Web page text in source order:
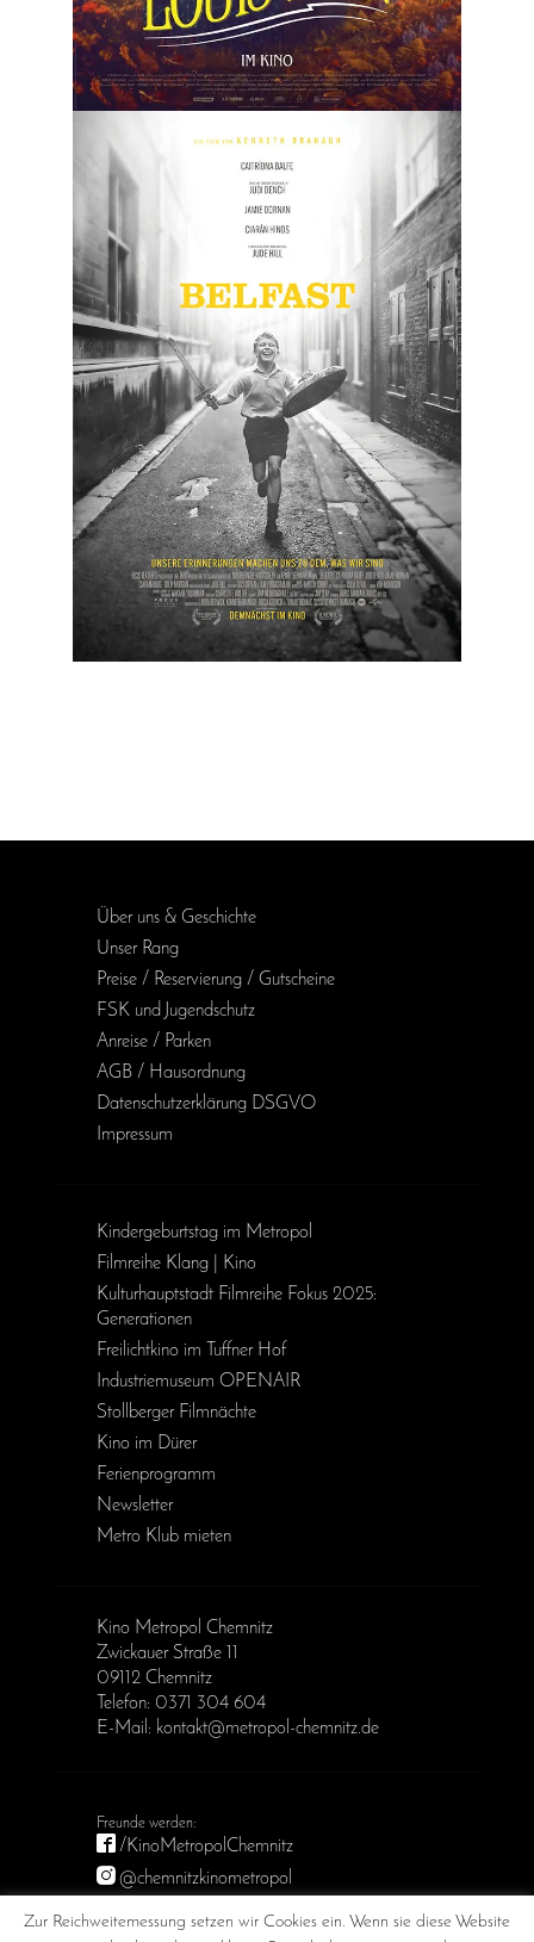
Über uns & Geschichte
Unser Rang
Preise / Reservierung / Gutscheine
FSK und Jugendschutz
Anreise / Parken
AGB / Haus­ordnung
Daten­schutz­erklärung DSGVO
Impressum
Kinder­geburts­tag im Metropol
Filmreihe Klang | Kino
Kulturhauptstadt Filmreihe Fokus 2025:
Generationen
Freilichtkino im Tuffner Hof
Industriemuseum OPENAIR
Stollberger Filmnächte
Kino im Dürer
Ferienprogramm
Newsletter
Metro Klub mieten
Kino Metropol Chemnitz
Zwickauer Straße 11
09112 Chemnitz
Telefon: 0371 304 604
E-Mail: kontakt@metropol-chemnitz.de
/KinoMetropolChemnitz
@chemnitzkinometropol
Zur Reichweitemessung setzen wir Cookies ein. Wenn sie diese Website